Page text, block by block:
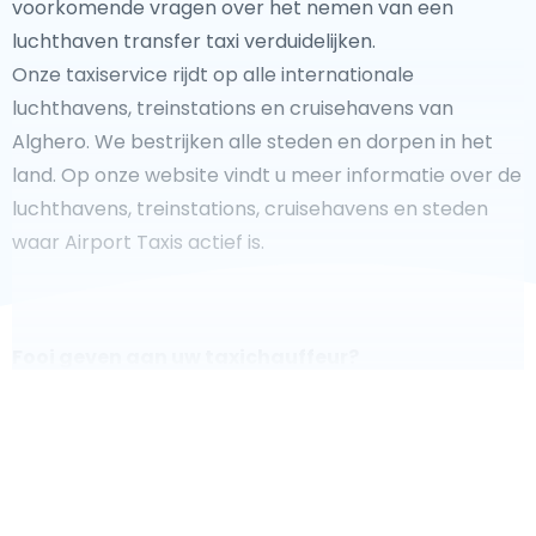
voorkomende vragen over het nemen van een
luchthaven transfer taxi verduidelijken.
Onze taxiservice rijdt op alle internationale
luchthavens, treinstations en cruisehavens van
Alghero. We bestrijken alle steden en dorpen in het
land. Op onze website vindt u meer informatie over de
luchthavens, treinstations, cruisehavens en steden
waar Airport Taxis actief is.